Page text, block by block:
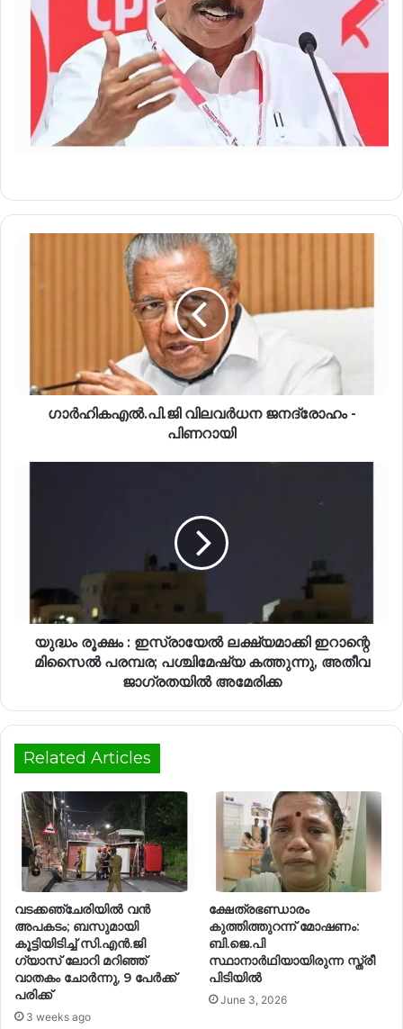
ഗാർഹികഎൽ.പി.ജി വിലവർധന ജനദ്രോഹം -
പിണറായി
യുദ്ധം രൂക്ഷം : ഇസ്രായേൽ ലക്ഷ്യമാക്കി ഇറാന്റെ
മിസൈൽ പരമ്പര; പശ്ചിമേഷ്യ കത്തുന്നു, അതീവ
ജാഗ്രതയിൽ അമേരിക്ക
Related Articles
വടക്കഞ്ചേരിയിൽ വൻ
അപകടം; ബസുമായി
കൂട്ടിയിടിച്ച് സി.എൻ.ജി
ഗ്യാസ് ലോറി മറിഞ്ഞ്
വാതകം ചോർന്നു, 9 പേർക്ക്
പരിക്ക്
3 weeks ago
ക്ഷേത്രഭണ്ഡാരം
കുത്തിത്തുറന്ന് മോഷണം:
ബി.ജെ.പി
സ്ഥാനാർഥിയായിരുന്ന സ്ത്രീ
പിടിയിൽ
June 3, 2026